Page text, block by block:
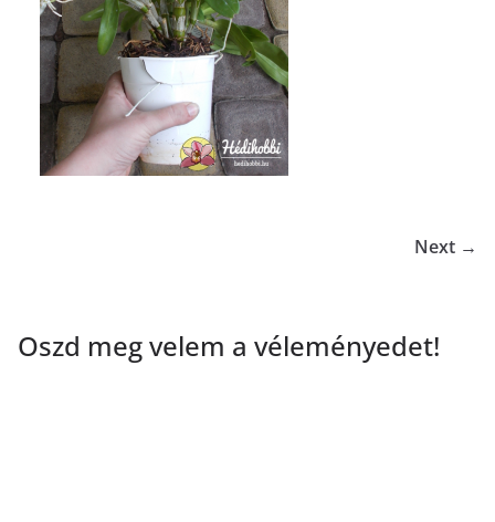
Next →
Oszd meg velem a véleményedet!